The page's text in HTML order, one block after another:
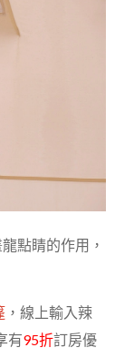
點睛的作用，
，線上輸入辣
有95折訂房優